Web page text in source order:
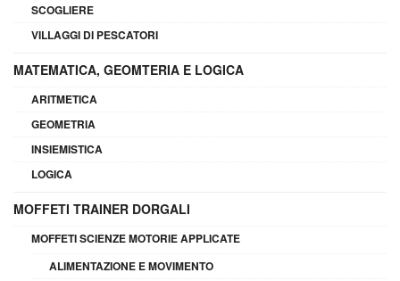
SCOGLIERE
VILLAGGI DI PESCATORI
MATEMATICA, GEOMTERIA E LOGICA
ARITMETICA
GEOMETRIA
INSIEMISTICA
LOGICA
MOFFETI TRAINER DORGALI
MOFFETI SCIENZE MOTORIE APPLICATE
ALIMENTAZIONE E MOVIMENTO